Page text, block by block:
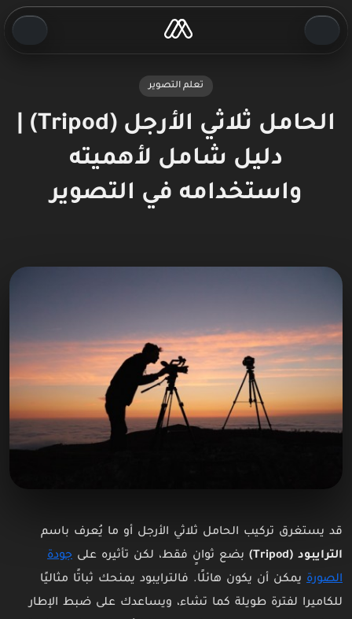
تعلم التصوير
الحامل ثلاثي الأرجل (Tripod) |
دليل شامل لأهميته
واستخدامه في التصوير
قد يستغرق تركيب الحامل ثلاثي الأرجل أو ما يُعرف باسم
الترايبود (Tripod)
بضع ثوانٍ فقط، لكن تأثيره على جودة
الصورة يمكن أن يكون هائلًا. فالترايبود يمنحك ثباتًا مثاليًا
للكاميرا لفترة طويلة كما تشاء، ويساعدك على ضبط الإطار